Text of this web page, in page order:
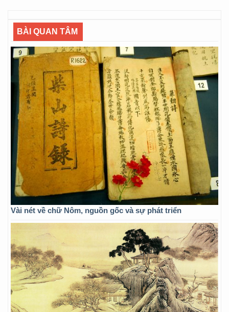
BÀI QUAN TÂM
Vài nét về chữ Nôm, nguồn gốc và sự phát triển